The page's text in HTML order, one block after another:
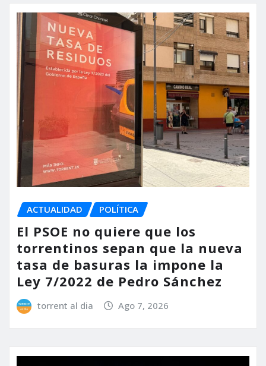
ACTUALIDAD POLÍTICA
El PSOE no quiere que los
torrentinos sepan que la nueva
tasa de basuras la impone la
Ley 7/2022 de Pedro Sánchez
torrent al dia Ago 7, 2026